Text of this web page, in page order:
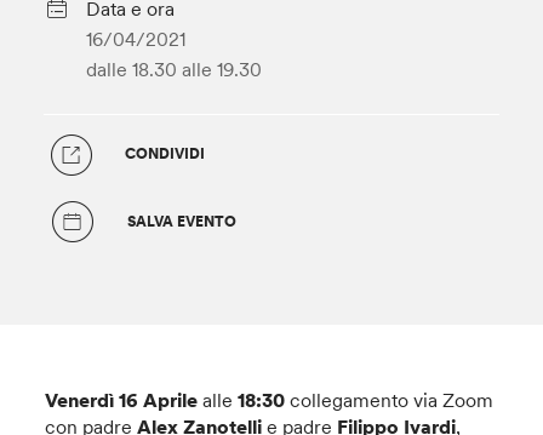
Data e ora
16/04/2021
dalle 18.30 alle 19.30
CONDIVIDI
SALVA EVENTO
Venerdì 16 Aprile alle18:30 collegamento via Zoom
con padreAlex Zanotelli e padre Filippo Ivardi,